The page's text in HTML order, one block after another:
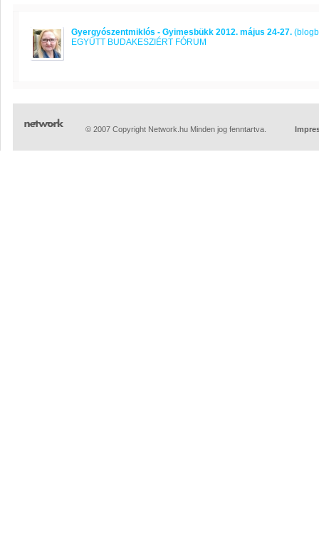
Gyergyószentmiklós - Gyimesbükk 2012. május 24-27.
EGYÜTT BUDAKESZIÉRT FÓRUM
© 2007 Copyright Network.hu Minden jog fenntartva.